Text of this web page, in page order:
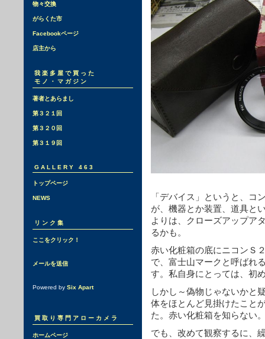
物々交換
がらくた市
Facebookページ
店主から
我楽多屋で買った
モノ・マガジン
著者とあらまし
第３２１回
第３２０回
第３１９回
GALLERY 463
トップページ
NEWS
リンク集
ここをクリック！
メールを送信
Powered by Six Apart
買取り専門アローカメラ
ホームページ
「デバイス」というと、コ
が、機器とか装置、道具と
よりは、クローズアップア
るかも。
赤い化粧箱の底にニコンＳ
で、富士山マークと呼ばれ
す。私自身にとっては、初
しかし～偽物じゃないかと
体をほとんど見掛けたこと
た。赤い化粧箱を知らない
でも、改めて観察するに、